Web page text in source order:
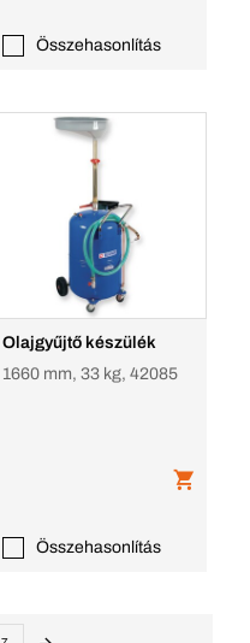
Összehasonlítás
Olajgyűjtő készülék
1660 mm, 33 kg, 42085
Összehasonlítás